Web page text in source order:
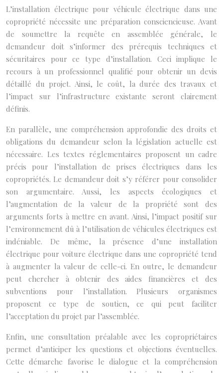
L’installation électrique pour véhicule électrique dans une
copropriété nécessite une préparation consciencieuse. Avant
de soumettre la requête en assemblée générale, le
demandeur doit s’informer des prérequis techniques et
sécuritaires pour ce type d’installation. Ceci implique le
recours à un professionnel qualifié pour obtenir un devis
détaillé du projet. Ainsi, le coût, la durée des travaux et
l’impact sur l’infrastructure existante seront clairement
définis.
En parallèle, une compréhension approfondie des droits et
obligations du demandeur selon la législation actuelle est
nécessaire. Les textes réglementaires proposent un cadre
précis pour l’installation de prises électriques dans les
copropriétés. Le demandeur doit s’y référer pour consolider
son argumentaire. Aussi, les aspects écologiques et
l’augmentation de la valeur de la propriété sont des
arguments forts à mettre en avant. Ainsi, l’impact positif sur
l’environnement dû à l’utilisation de véhicules électriques est
indéniable. De même, la présence d’une installation
électrique pour voiture électrique dans une copropriété tend
à augmenter la valeur de celle-ci. En outre, le demandeur
peut chercher à obtenir des aides financières et des
subventions pour l’installation. Plusieurs organismes
proposent ce type de soutien, ce qui peut faciliter
l’acceptation du projet par l’assemblée.
Enfin, une consultation préalable avec les copropriétaires
permet d’anticiper les questions et objections éventuelles.
Cette démarche favorise le dialogue et la compréhension